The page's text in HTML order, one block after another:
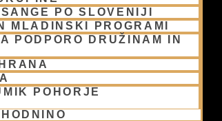
PO SLOVENIJI
MLADINSKI PROGRAMI
PODPORO DRUŽINAM IN
POHORJE